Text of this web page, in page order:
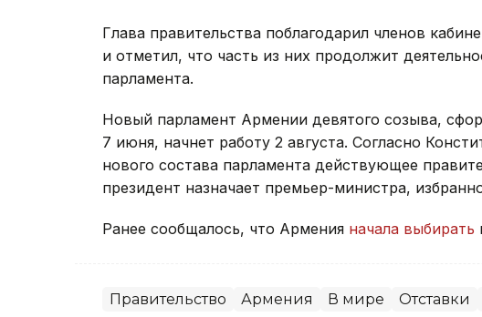
Глава правительства поблагодарил членов
и отметил, что часть из них продолжит
парламента.
Новый парламент Армении девятого созыва,
7 июня, начнет работу 2 августа. Согласно
нового состава парламента действующее
президент назначает премьер-министра,
Ранее сообщалось, что Армения начала выбирать
Правительство Армения В мире Отставки